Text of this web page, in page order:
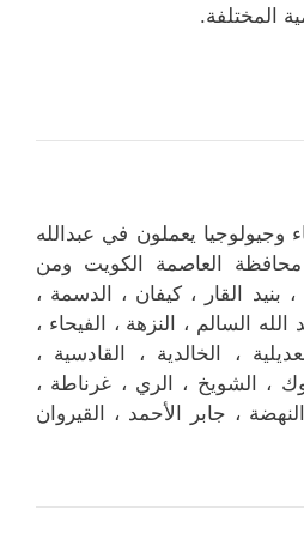
المختلفة.
يعملون في عبدالله
العاصمة الكويت ومن
القار ، كيفان ، الدسمة ،
السالم ، النزهة ، الفيحاء ،
، الخالدية ، القادسية ،
، الشويخ ، الري ، غرناطة ،
، جابر الأحمد ، القيروان